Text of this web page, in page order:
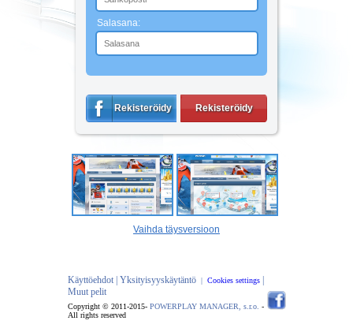
Salasana:
Rekisteröidy Rekisteröidy
Vaihda täysversioon
Käyttöehdot | Yksityisyyskäytäntö| Cookies settings
Muut pelit
Copyright © 2011-2015- POWERPLAY MANAGER, s.r.o. -
All rights reserved